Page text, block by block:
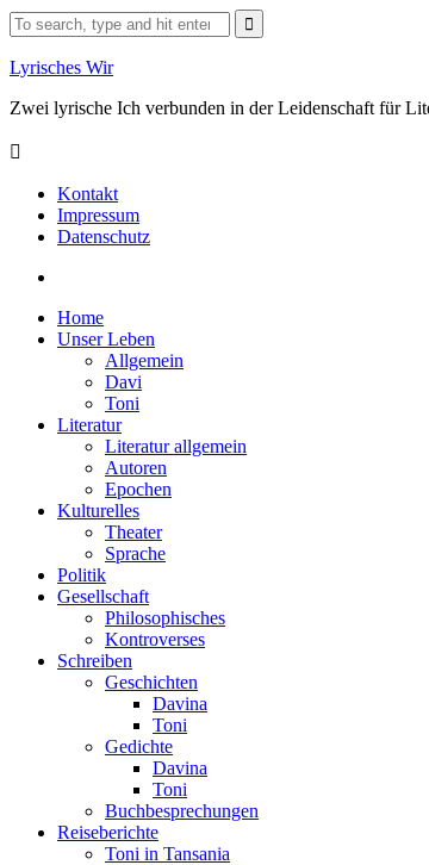
Skip
to
content
Search
for:
Lyrisches Wir
Zwei lyrische Ich verbunden in der Leidenschaft für
Kontakt
Impressum
Datenschutz
Home
Unser Leben
Allgemein
Davi
Toni
Literatur
Literatur allgemein
Autoren
Epochen
Kulturelles
Theater
Sprache
Politik
Gesellschaft
Philosophisches
Kontroverses
Schreiben
Geschichten
Davina
Toni
Gedichte
Davina
Toni
Buchbesprechungen
Reiseberichte
Toni in Tansania